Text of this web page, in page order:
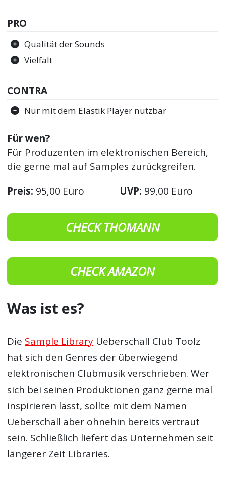
PRO
Qualität der Sounds
Vielfalt
CONTRA
Nur mit dem Elastik Player nutzbar
Für wen?
Für Produzenten im elektronischen Bereich,
die gerne mal auf Samples zurückgreifen.
Preis: 95,00 Euro UVP: 99,00 Euro
CHECK THOMANN
CHECK AMAZON
Was ist es?
Die Sample Library Ueberschall Club Toolz
hat sich den Genres der überwiegend
elektronischen Clubmusik verschrieben. Wer
sich bei seinen Produktionen ganz gerne mal
inspirieren lässt, sollte mit dem Namen
Ueberschall aber ohnehin bereits vertraut
sein. Schließlich liefert das Unternehmen seit
längerer Zeit Libraries.